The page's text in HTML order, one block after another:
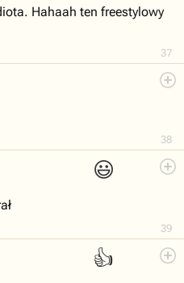
37
Hahaah ten freestylowy
38
😃
39
👍